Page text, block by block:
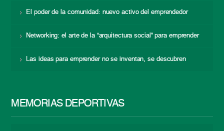
El poder de la comunidad: nuevo activo del emprendedor
Networking: el arte de la “arquitectura social” para emprender
Las ideas para emprender no se inventan, se descubren
MEMORIAS DEPORTIVAS